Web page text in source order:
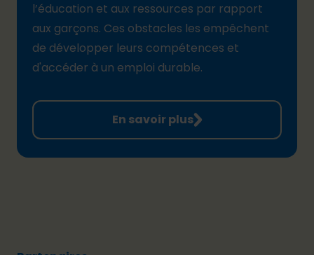
l’éducation et aux ressources par rapport
aux garçons. Ces obstacles les empêchent
de développer leurs compétences et
d'accéder à un emploi durable.
En savoir plus